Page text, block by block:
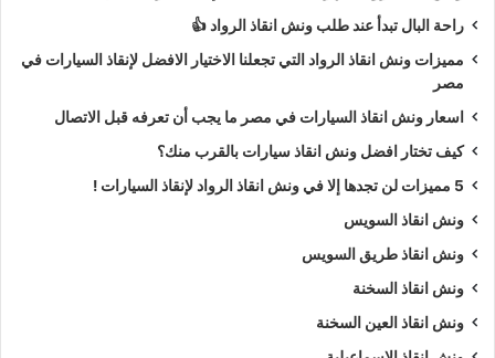
راحة البال تبدأ عند طلب ونش انقاذ الرواد 👍
مميزات ونش انقاذ الرواد التي تجعلنا الاختيار الافضل لإنقاذ السيارات في
مصر
اسعار ونش انقاذ السيارات في مصر ما يجب أن تعرفه قبل الاتصال
كيف تختار افضل ونش انقاذ سيارات بالقرب منك؟
5 مميزات لن تجدها إلا في ونش انقاذ الرواد لإنقاذ السيارات !
ونش انقاذ السويس
ونش انقاذ طريق السويس
ونش انقاذ السخنة
ونش انقاذ العين السخنة